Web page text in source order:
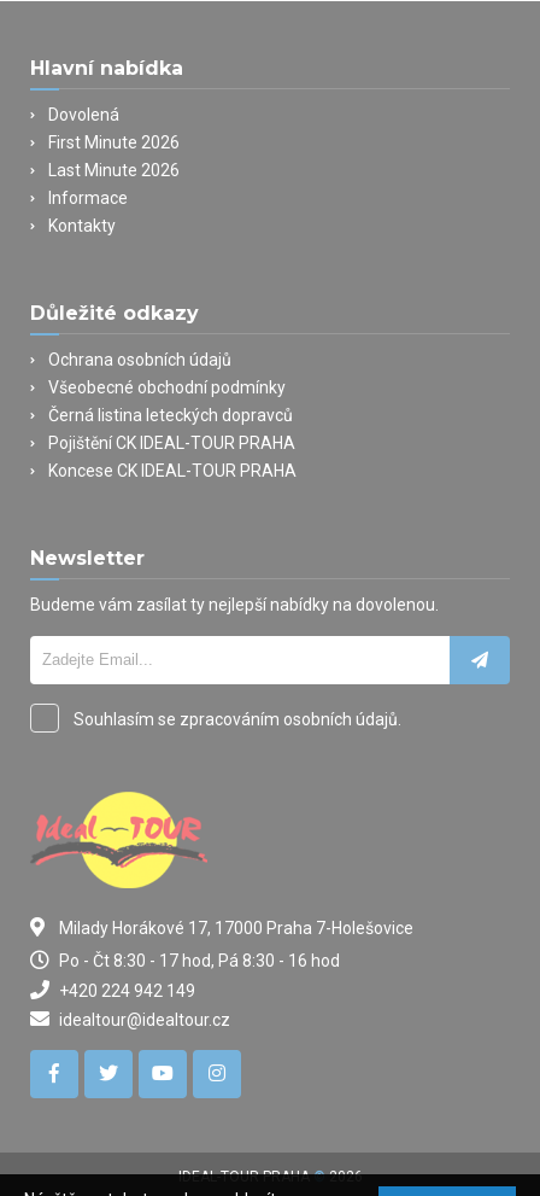
Hlavní nabídka
Dovolená
First Minute 2026
Last Minute 2026
Informace
Kontakty
Důležité odkazy
Ochrana osobních údajů
Všeobecné obchodní podmínky
Černá listina leteckých dopravců
Pojištění CK IDEAL-TOUR PRAHA
Koncese CK IDEAL-TOUR PRAHA
Newsletter
Budeme vám zasílat ty nejlepší nabídky na dovolenou.
Souhlasím se zpracováním osobních údajů.
Milady Horákové 17, 17000 Praha 7-Holešovice
Po - Čt 8:30 - 17 hod, Pá 8:30 - 16 hod
+420 224 942 149
idealtour@idealtour.cz
IDEAL-TOUR PRAHA©2026